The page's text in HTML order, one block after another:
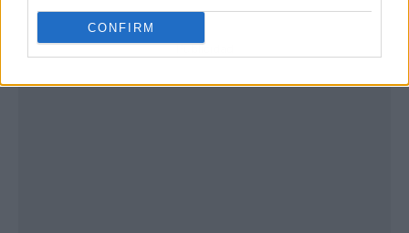
CONFIRM
Publicidad